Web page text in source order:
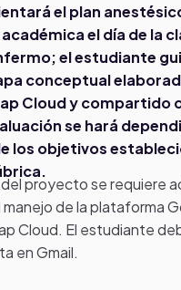
el plan
el día de la
el estudiante
conceptual
Cloud y compartido
se hará
los objetivos
del proyecto se requiere
de la plataforma
Cloud. El estudiante
en Gmail.